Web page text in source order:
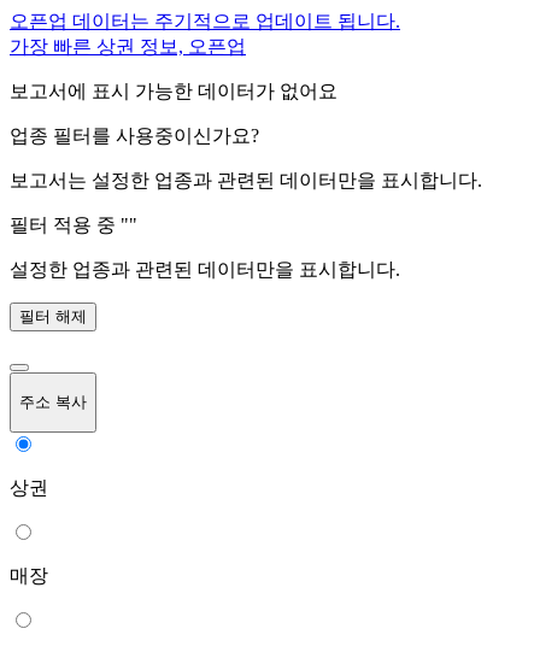
오픈업 데이터는 주기적으로 업데이트 됩니다.
가장 빠른 상권 정보, 오픈업
보고서에 표시 가능한 데이터가 없어요
업종 필터를 사용중이신가요?
보고서는 설정한 업종과 관련된 데이터만을 표시합니다.
필터 적용 중 ""
설정한 업종과 관련된 데이터만을 표시합니다.
필터 해제
주소 복사
상권
매장